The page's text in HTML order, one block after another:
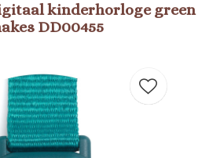
kinderhorloge green
DD00455